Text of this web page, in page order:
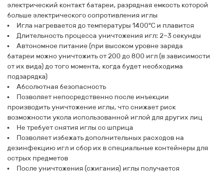
электрический контакт батареи, разрядная емкость которой
больше электрического сопротивления иглы
Игла нагревается до температуры 1400°С и плавится
Длительность процесса уничтожения игл: 2–3 секунды
Автономное питание (при высоком уровне заряда
батареи можно уничтожить от 200 до 800 игл (в зависимости
от их вида) до того момента, когда будет необходима
подзарядка)
Абсолютная безопасность
Позволяет непосредственно после инъекции
производить уничтожение иглы, что снижает риск
возможности укола использованной иглой для других лиц
Не требует снятия иглы со шприца
Позволяет избежать дополнительных расходов на
дезинфекцию игл и сбор их в специальные контейнеры для
острых предметов
После уничтожения (сжигания) иглы получается